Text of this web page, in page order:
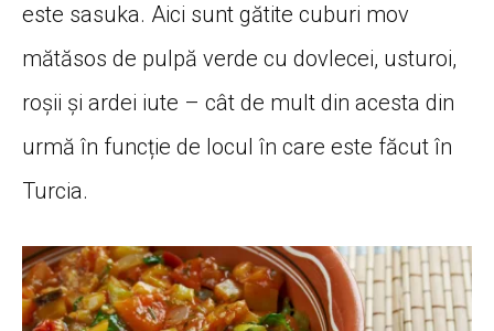
este sasuka. Aici sunt gătite cuburi mov
mătăsos de pulpă verde cu dovlecei, usturoi,
roșii și ardei iute – cât de mult din acesta din
urmă în funcție de locul în care este făcut în
Turcia.